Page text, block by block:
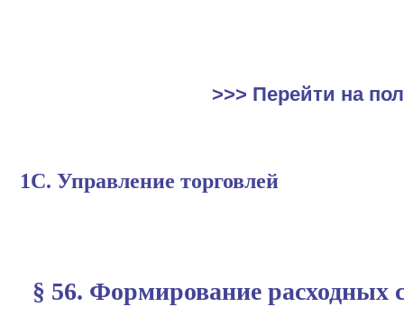
>>> Перейти на
1С. Управление торговлей
§ 56. Формирование расходных